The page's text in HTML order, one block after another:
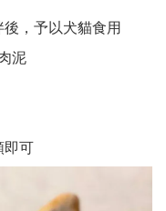
，予以犬貓食用
泥
即可